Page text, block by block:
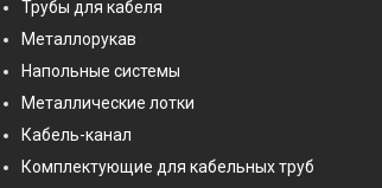
Трубы для кабеля
Металлорукав
Напольные системы
Металлические лотки
Кабель-канал
Комплектующие для кабельных труб